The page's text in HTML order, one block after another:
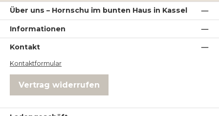
Über uns – Hornschu im bunten Haus in Kassel
Informationen
Kontakt
Kontaktformular
Vertrag widerrufen